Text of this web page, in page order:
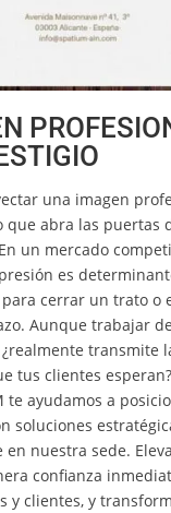
una imagen
que abra las puertas
un mercado
es
cerrar un trato o
Aunque trabajar
transmite
tus clientes esperan?
te ayudamos a
soluciones
nuestra sede.
confianza
y clientes, y